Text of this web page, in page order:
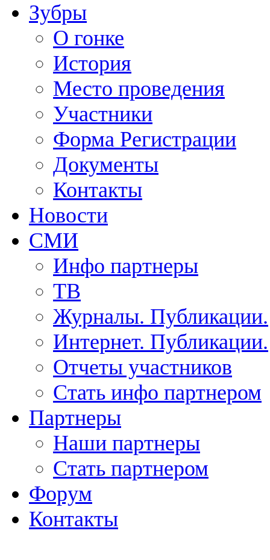
Зубры
О гонке
История
Место проведения
Участники
Форма Регистрации
Документы
Контакты
Новости
СМИ
Инфо партнеры
ТВ
Журналы. Публикации.
Интернет. Публикации.
Отчеты участников
Стать инфо партнером
Партнеры
Наши партнеры
Стать партнером
Форум
Контакты